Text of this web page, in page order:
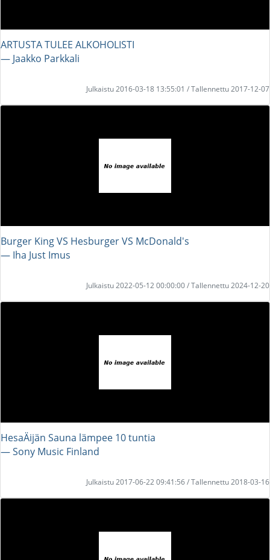
ARTUSTA TULEE ALKOHOLISTI
― Jaakko Parkkali
Julkaistu 2016-03-18 13:55:01 / Tallennettu 2017-12-07
Burger King VS Hesburger VS McDonald's
― Iha Just Imus
Julkaistu 2022-05-12 00:00:00 / Tallennettu 2024-12-20
HesaÄijän Sauna lämpee 10 tuntia
― Sony Music Finland
Julkaistu 2017-06-22 09:41:56 / Tallennettu 2018-03-16